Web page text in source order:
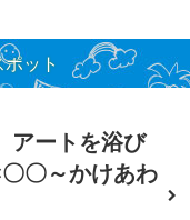
ット
ートを浴び
〇～かけあわ